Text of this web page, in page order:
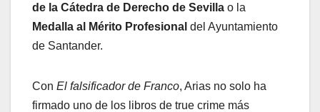
de la Cátedra de Derecho de Sevilla o la
Medalla al Mérito Profesional del Ayuntamiento
de Santander.
Con El falsificador de Franco, Arias no solo ha
firmado uno de los libros de true crime más